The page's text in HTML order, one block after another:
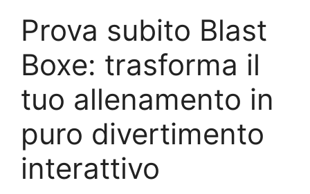
Prova subito Blast
Boxe: trasforma il
tuo allenamento in
puro divertimento
interattivo